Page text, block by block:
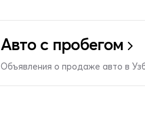
Авто с пробегом
Объявления о продаже авто в